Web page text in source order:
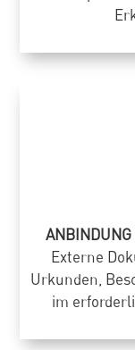
ANBINDUNG
Externe
Urkunden,
im